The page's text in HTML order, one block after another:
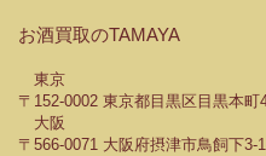
お酒買取のTAMAYA
東京
〒152-0002 東京都目黒区目黒本町
大阪
〒566-0071 大阪府摂津市鳥飼下3-